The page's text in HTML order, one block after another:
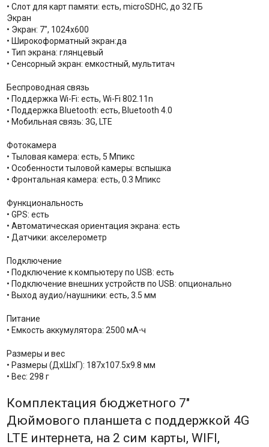
• Слот для карт памяти: есть, microSDHC, до 32 ГБ
Экран
• Экран: 7", 1024x600
• Широкоформатный экран:да
• Тип экрана: глянцевый
• Сенсорный экран: емкостный, мультитач
Беспроводная связь
• Поддержка Wi-Fi: есть, Wi-Fi 802.11n
• Поддержка Bluetooth: есть, Bluetooth 4.0
• Мобильная связь: 3G, LTE
Фотокамера
• Тыловая камера: есть, 5 Мпикс
• Особенности тыловой камеры: вспышка
• Фронтальная камера: есть, 0.3 Мпикс
Функциональность
• GPS: есть
• Автоматическая ориентация экрана: есть
• Датчики: акселерометр
Подключение
• Подключение к компьютеру по USB: есть
• Подключение внешних устройств по USB: опционально
• Выход аудио/наушники: есть, 3.5 мм
Питание
• Емкость аккумулятора: 2500 мА⋅ч
Размеры и вес
• Размеры (ДхШхГ): 187x107.5x9.8 мм
• Вес: 298 г
Комплектация бюджетного 7"
Дюймового планшета с поддержкой 4G
LTE интернета, на 2 сим карты, WIFI,